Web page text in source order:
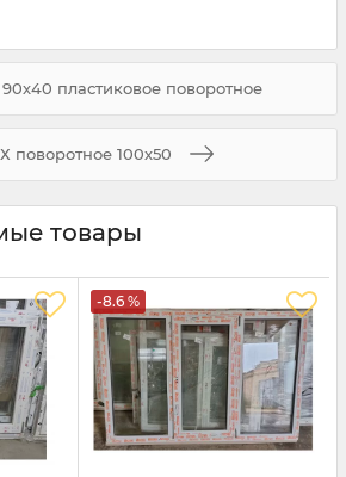
пластиковое поворотное
поворотное 100х50
товары
-8.6 %